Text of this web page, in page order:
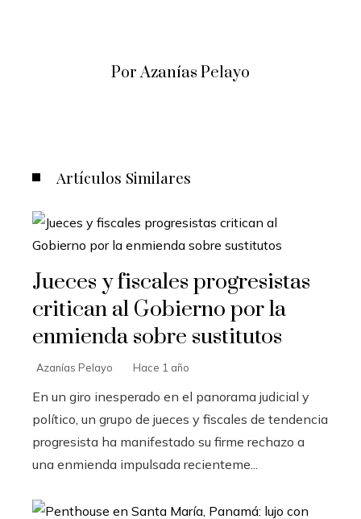
Por Azanías Pelayo
Artículos Similares
Jueces y fiscales progresistas
critican al Gobierno por la
enmienda sobre sustitutos
Azanías Pelayo Hace 1 año
En un giro inesperado en el panorama judicial y
político, un grupo de jueces y fiscales de tendencia
progresista ha manifestado su firme rechazo a
una enmienda impulsada recienteme...